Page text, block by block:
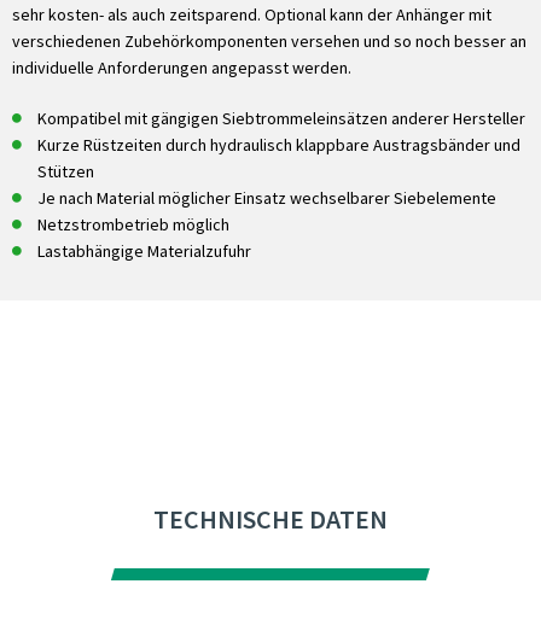
sehr kosten- als auch zeitsparend. Optional kann der Anhänger mit
verschiedenen Zubehörkomponenten versehen und so noch besser an
individuelle Anforderungen angepasst werden.
Kompatibel mit gängigen Siebtrommeleinsätzen anderer Hersteller
Kurze Rüstzeiten durch hydraulisch klappbare Austragsbänder und
Stützen
Je nach Material möglicher Einsatz wechselbarer Siebelemente
Netzstrombetrieb möglich
Lastabhängige Materialzufuhr
TECHNISCHE DATEN